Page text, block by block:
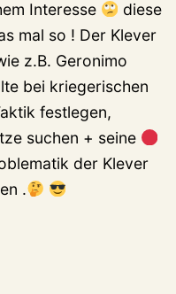
Interesse
diese
mal so ! Der Klever
z.B. Geronimo
bei kriegerischen
festlegen,
suchen + seine
der Klever
.